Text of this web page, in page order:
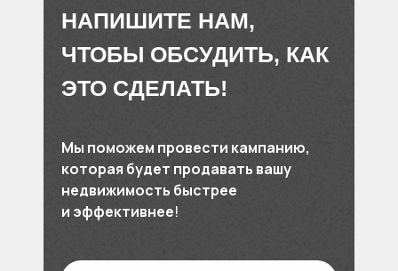
Мы поможем провести кампанию,
которая будет продавать вашу
недвижимость быстрее
и эффективнее!
НАПИШИТЕ НАМ,
ЧТОБЫ ОБСУДИТЬ, КАК
ЭТО СДЕЛАТЬ!